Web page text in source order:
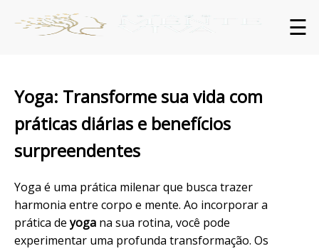
☰
Yoga: Transforme sua vida com
práticas diárias e benefícios
surpreendentes
Yoga é uma prática milenar que busca trazer
harmonia entre corpo e mente. Ao incorporar a
prática deyoga na sua rotina, você pode
experimentar uma profunda transformação. Os